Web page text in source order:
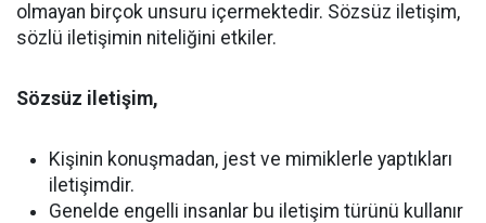
olmayan birçok unsuru içermektedir. Sözsüz iletişim,
sözlü iletişimin niteliğini etkiler.
Sözsüz iletişim,
Kişinin konuşmadan, jest ve mimiklerle yaptıkları
iletişimdir.
Genelde engelli insanlar bu iletişim türünü kullanır